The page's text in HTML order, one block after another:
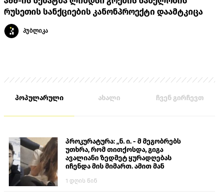
რუსეთის სანქციების კანონპროექტი დაამტკიცა
პუბლიკა
პოპულარული ახალი ჩვენ გირჩევთ
პროკურატურა: „ნ. ი. - მ მეგობრებს
უთხრა, რომ თითქოსდა, გიგა
ავალიანი ზედმეტ ყურადღებას
იჩენდა მის მიმართ. ამით მან
თავს დასხმოდა გიგა ავალიანს“
1 დღის წინ